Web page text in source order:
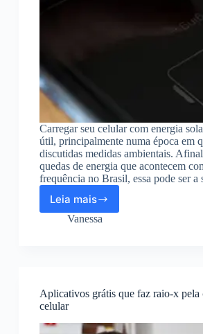
Carregar seu celular com energia
útil, principalmente numa época em
discutidas medidas ambientais.
quedas de energia que acontecem
frequência no Brasil, essa pode ser
Leia maisAplicativo
para
Vanessa
Aplicativos grátis que faz raio-x pela
celular